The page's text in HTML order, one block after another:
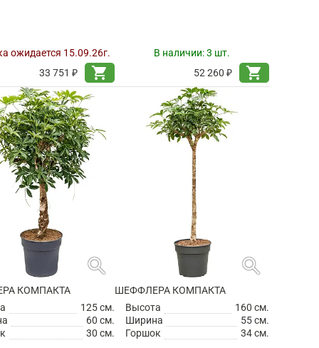
ожидается 15.09.26г.
33 751 ₽
shopping_cart
В наличии:3 шт.
52 260 ₽
shopping_cart
search
КОМПАКТА
125 см.
60 см.
30 см.
search
ШЕФФЛЕРА КОМПАКТА
Высота
160 см.
Ширина
55 см.
Горшок
34 см.